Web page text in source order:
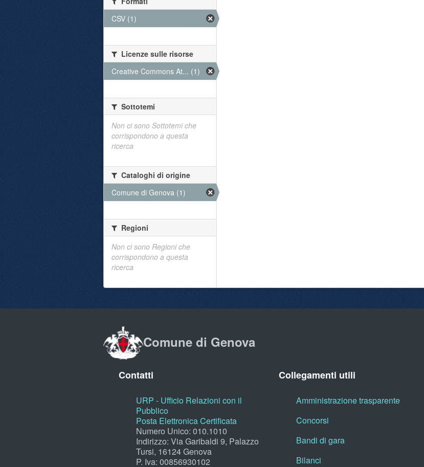
CSV (1)
Licenze sulle risorse
Creative Commons At... (1)
Sottotemi
Non ci sono Sottotemi che
corrispondono a questa
ricerca
Cataloghi di origine
Comune di Genova (1)
Regioni
Non ci sono Regioni che
corrispondono a questa
ricerca
Comune di Genova
Contatti
URP - Ufficio Relazioni con il
Pubblico
Posta Elettronica Certificata
Numero Unico: 010.1010
Indirizzo: Via Garibaldi 9, Palazzo
Tursi, 16124 Genova
P. Iva: 00856930102
Collegamenti utili
Amministrazione trasparente
Concorsi
Bandi di gara
Bilanci